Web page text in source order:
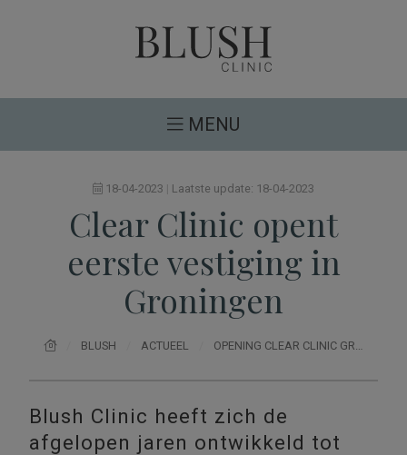
MENU
18-04-2023 | Laatste update: 18-04-2023
Clear Clinic opent
eerste vestiging in
Groningen
BLUSH ACTUEEL OPENING CLEAR CLINIC GRONINGEN
Blush Clinic heeft zich de
afgelopen jaren ontwikkeld tot